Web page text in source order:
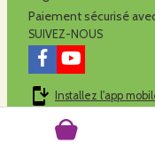
Paiement sécurisé
SUIVEZ-NOUS
Installez l'app
Cagette.net est réalisé